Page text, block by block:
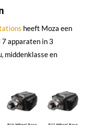
heeft Moza een
apparaten in 3
middenklasse en